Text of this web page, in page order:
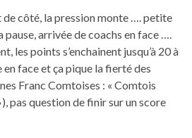
de côté, la pression monte …. petite
pause, arrivée de coachs en face ….
les points s’enchainent jusqu’à 20 à
face et ça pique la fierté des
Franc Comtoises : « Comtois
pas question de finir sur un score